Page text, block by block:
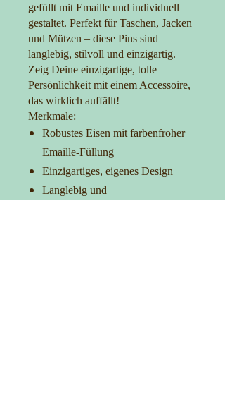
gefüllt mit Emaille und individuell
gestaltet. Perfekt für Taschen, Jacken
und Mützen – diese Pins sind
langlebig, stilvoll und einzigartig.
Zeig Deine einzigartige, tolle
Persönlichkeit mit einem Accessoire,
das wirklich auffällt!
Merkmale:
Robustes Eisen mit farbenfroher
Emaille-Füllung
Einzigartiges, eigenes Design
Langlebig und